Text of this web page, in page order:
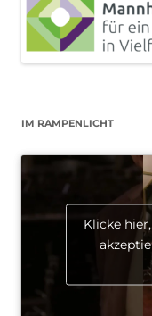
IM RAMPENLICHT
Klicke